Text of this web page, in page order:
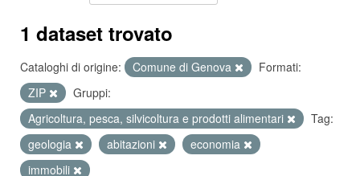
1 dataset trovato
Cataloghi di origine: Comune di Genova
Formati:
ZIP
Gruppi:
Agricoltura, pesca, silvicoltura e prodotti alimentari
Tag:
geologia
abitazioni
economia
immobili